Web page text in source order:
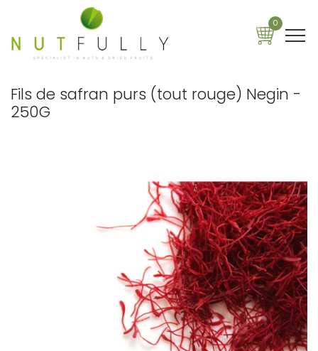
0
Fils de safran purs (tout rouge) Negin -
250G